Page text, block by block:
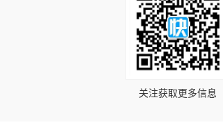
关注获取更多信息